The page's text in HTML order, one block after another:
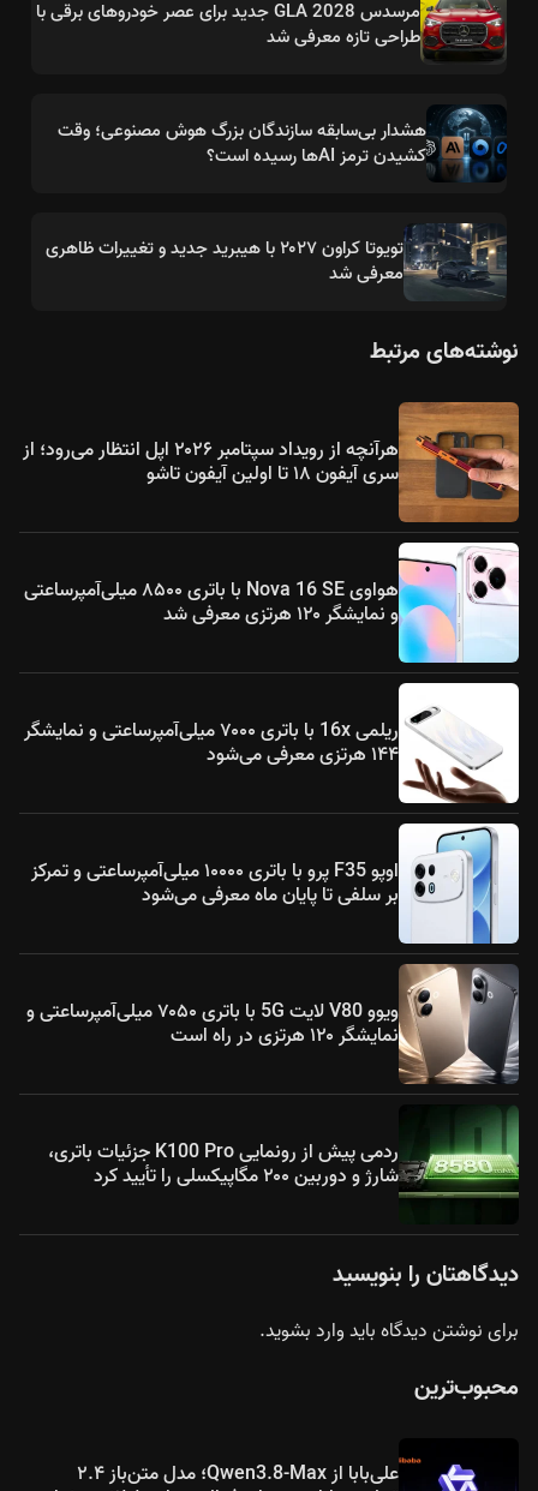
مرسدس GLA 2028 جدید برای عصر خودروهای برقی با
طراحی تازه معرفی شد
هشدار بی‌سابقه سازندگان بزرگ هوش مصنوعی؛ وقت
کشیدن ترمز AIها رسیده است؟
تویوتا کراون ۲۰۲۷ با هیبرید جدید و تغییرات ظاهری
معرفی شد
نوشته‌های مرتبط
هرآنچه از رویداد سپتامبر ۲۰۲۶ اپل انتظار می‌رود؛ از
سری آیفون ۱۸ تا اولین آیفون تاشو
هواوی Nova 16 SE با باتری ۸۵۰۰ میلی‌آمپرساعتی
و نمایشگر ۱۲۰ هرتزی معرفی شد
ریلمی 16x با باتری ۷۰۰۰ میلی‌آمپرساعتی و نمایشگر
۱۴۴ هرتزی معرفی می‌شود
اوپو F35 پرو با باتری ۱۰۰۰۰ میلی‌آمپرساعتی و تمرکز
بر سلفی تا پایان ماه معرفی می‌شود
ویوو V80 لایت 5G با باتری ۷۰۵۰ میلی‌آمپرساعتی و
نمایشگر ۱۲۰ هرتزی در راه است
ردمی پیش از رونمایی K100 Pro جزئیات باتری،
شارژ و دوربین ۲۰۰ مگاپیکسلی را تأیید کرد
دیدگاهتان را بنویسید
برای نوشتن دیدگاه بایدوارد بشوید.
محبوب‌ترین
علی‌بابا از Qwen3.8-Max؛ مدل متن‌باز ۲.۴